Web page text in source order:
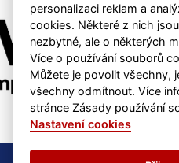
personalizaci reklam a
cookies. Některé z nich
nezbytné, ale o některých
Více o používání souborů
Můžete je povolit všechny,
všechny odmítnout. Více
stránce Zásady používání
Nastavení cookies